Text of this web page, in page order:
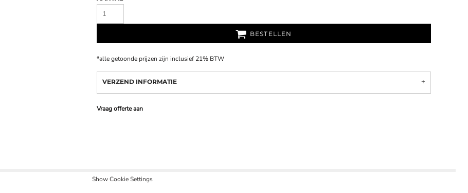
BESTELLEN
*alle getoonde prijzen zijn inclusief 21% BTW
VERZEND INFORMATIE
Vraag offerte aan
Show Cookie Settings